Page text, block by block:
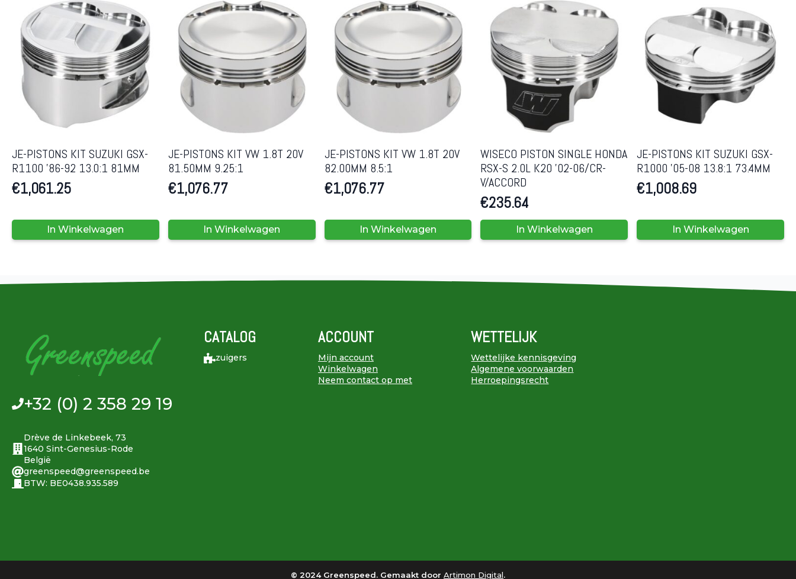
JE-PISTONS KIT SUZUKI GSX-
R1100 ’86-92 13.0:1 81MM
€1,061.25
In Winkelwagen
JE-PISTONS KIT VW 1.8T 20V
81.50MM 9.25:1
€1,076.77
In Winkelwagen
JE-PISTONS KIT VW 1.8T 20V
82.00MM 8.5:1
€1,076.77
In Winkelwagen
WISECO PISTON SINGLE HONDA
RSX-S 2.0L K20 ’02-06/CR-
V/ACCORD
€235.64
In Winkelwagen
JE-PISTONS KIT SUZUKI GSX-
R1000 ’05-08 13.8:1 73.4MM
€1,008.69
In Winkelwagen
+32 (0) 2 358 29 19
Drève de Linkebeek, 73
1640 Sint-Genesius-Rode
België
greenspeed@greenspeed.be
BTW: BE0438.935.589
CATALOG
zuigers
ACCOUNT
Mijn account
Winkelwagen
Neem contact op met
WETTELIJK
Wettelijke kennisgeving
Algemene voorwaarden
Herroepingsrecht
© 2024 Greenspeed. Gemaakt door Artimon Digital.